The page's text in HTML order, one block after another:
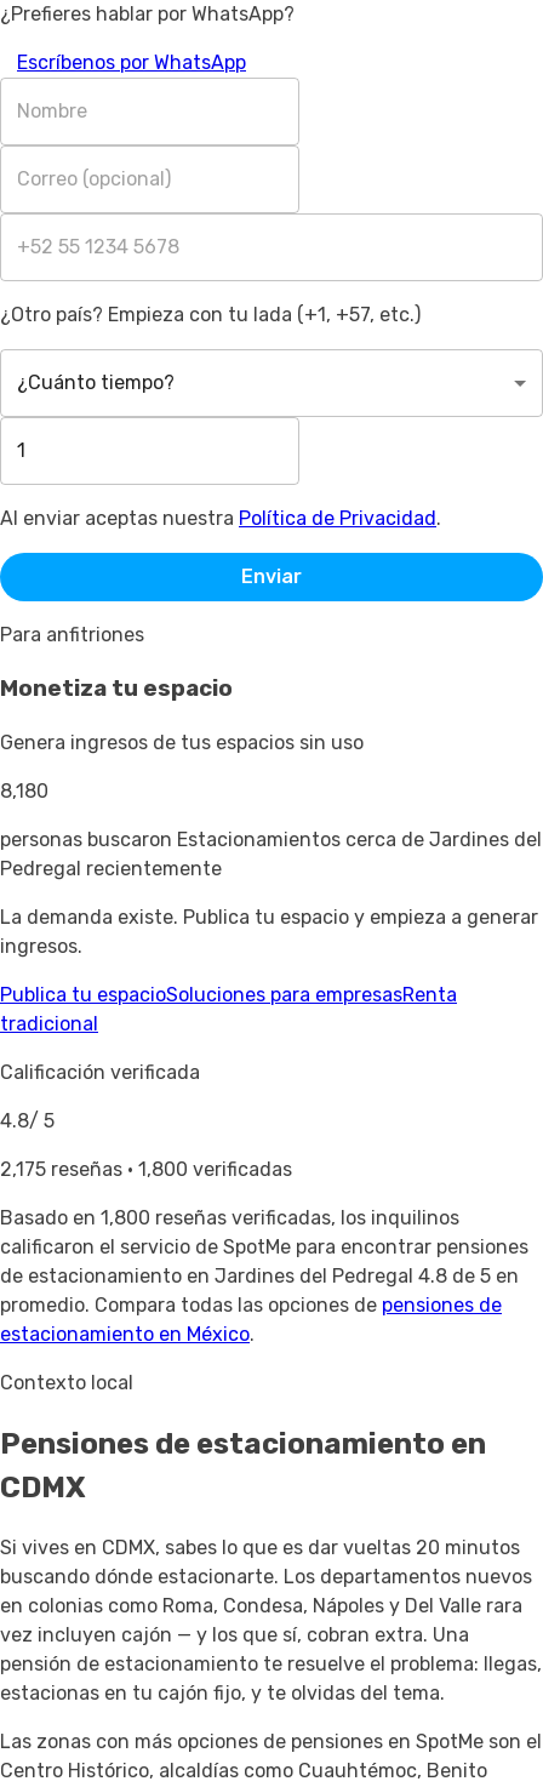
¿Prefieres hablar por WhatsApp?
Escríbenos por WhatsApp
¿Otro país? Empieza con tu lada (+1, +57, etc.)
¿Cuánto tiempo?
Al enviar aceptas nuestra Política de Privacidad.
Enviar
Para anfitriones
Monetiza tu espacio
Genera ingresos de tus espacios sin uso
8,180
personas buscaron Estacionamientos cerca de Jardines del
Pedregal recientemente
La demanda existe. Publica tu espacio y empieza a generar
ingresos.
Publica tu espacioSoluciones para empresasRenta
tradicional
Calificación verificada
4.8/ 5
2,175 reseñas · 1,800 verificadas
Basado en 1,800 reseñas verificadas, los inquilinos
calificaron el servicio de SpotMe para encontrar pensiones
de estacionamiento en Jardines del Pedregal 4.8 de 5 en
promedio. Compara todas las opciones de pensiones de
estacionamiento en México.
Contexto local
Pensiones de estacionamiento en
CDMX
Si vives en CDMX, sabes lo que es dar vueltas 20 minutos
buscando dónde estacionarte. Los departamentos nuevos
en colonias como Roma, Condesa, Nápoles y Del Valle rara
vez incluyen cajón — y los que sí, cobran extra. Una
pensión de estacionamiento te resuelve el problema: llegas,
estacionas en tu cajón fijo, y te olvidas del tema.
Las zonas con más opciones de pensiones en SpotMe son el
Centro Histórico, alcaldías como Cuauhtémoc, Benito